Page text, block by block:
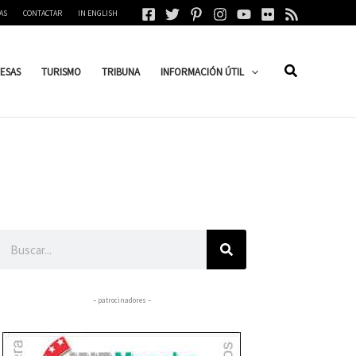
CONTACTAR IN ENGLISH
TURISMO TRIBUNA INFORMACIÓN ÚTIL
– patrocinadores –